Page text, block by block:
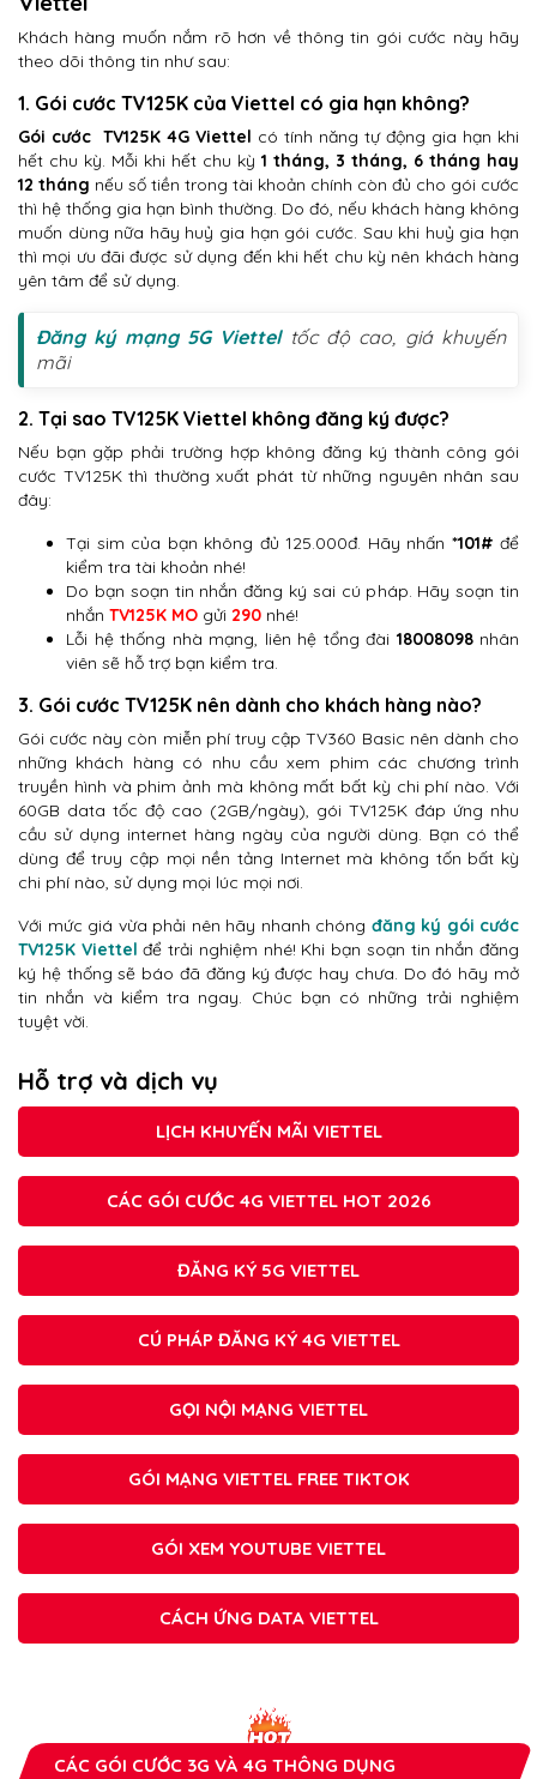
Khách hàng muốn nắm rõ hơn về thông tin gói cước này hãy
theo dõi thông tin như sau:
1. Gói cước TV125K của Viettel có gia hạn không?
Gói cước TV125K 4G Viettel có tính năng tự động gia hạn khi
hết chu kỳ. Mỗi khi hết chu kỳ 1 tháng, 3 tháng, 6 tháng hay
12 tháng nếu số tiền trong tài khoản chính còn đủ cho gói cước
thì hệ thống gia hạn bình thường. Do đó, nếu khách hàng không
muốn dùng nữa hãy huỷ gia hạn gói cước. Sau khi huỷ gia hạn
thì mọi ưu đãi được sử dụng đến khi hết chu kỳ nên khách hàng
yên tâm để sử dụng.
Đăng ký mạng 5G Vietteltốc độ cao, giá khuyến
mãi
2. Tại sao TV125K Viettel không đăng ký được?
Nếu bạn gặp phải trường hợp không đăng ký thành công gói
cước TV125K thì thường xuất phát từ những nguyên nhân sau
đây:
Tại sim của bạn không đủ 125.000đ. Hãy nhấn *101# để
kiểm tra tài khoản nhé!
Do bạn soạn tin nhắn đăng ký sai cú pháp. Hãy soạn tin
nhắn TV125K MO gửi 290 nhé!
Lỗi hệ thống nhà mạng, liên hệ tổng đài 18008098nhân
viên sẽ hỗ trợ bạn kiểm tra.
3. Gói cước TV125K nên dành cho khách hàng nào?
Gói cước này còn miễn phí truy cập TV360 Basic nên dành cho
những khách hàng có nhu cầu xem phim các chương trình
truyền hình và phim ảnh mà không mất bất kỳ chi phí nào. Với
60GB data tốc độ cao (2GB/ngày), gói TV125K đáp ứng nhu
cầu sử dụng internet hàng ngày của người dùng. Bạn có thể
dùng để truy cập mọi nền tảng Internet mà không tốn bất kỳ
chi phí nào, sử dụng mọi lúc mọi nơi.
Với mức giá vừa phải nên hãy nhanh chóng đăng ký gói cước
TV125K Viettel để trải nghiệm nhé! Khi bạn soạn tin nhắn đăng
ký hệ thống sẽ báo đã đăng ký được hay chưa. Do đó hãy mở
tin nhắn và kiểm tra ngay. Chúc bạn có những trải nghiệm
tuyệt vời.
Hỗ trợ và dịch vụ
LỊCH KHUYẾN MÃI VIETTEL
CÁC GÓI CƯỚC 4G VIETTEL HOT 2026
ĐĂNG KÝ 5G VIETTEL
CÚ PHÁP ĐĂNG KÝ 4G VIETTEL
GỌI NỘI MẠNG VIETTEL
GÓI MẠNG VIETTEL FREE TIKTOK
GÓI XEM YOUTUBE VIETTEL
CÁCH ỨNG DATA VIETTEL
CÁC GÓI CƯỚC 3G VÀ 4G THÔNG DỤNG